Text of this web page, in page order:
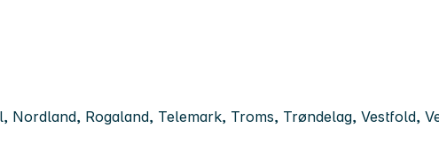
Rogaland, Telemark, Troms, Trøndelag, Vestfold,